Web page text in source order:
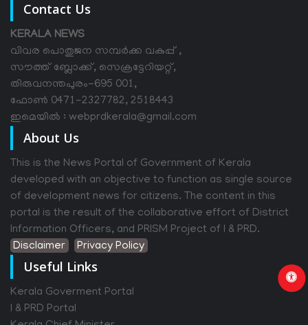
Contact Us
KERALA NEWS
വിവര പൊതുജന സമ്പര്‍ക്ക വകുപ്പ് ,
സൗത്ത് ബ്ലോക്ക്, സെക്രട്ടേറിയറ്റ്,
തിരുവനന്തപുരം-695 001,
ഫോൺ 0471-2327782, 2518443
ഇമെയിൽ : webprdkerala@gmail.com
About Us
This is the News Portal of Government of Kerala
developed with an objective to function as single source
of development news for citizens. The content in this
portal is the result of the collaborative effort of District
Information Officers, and PRISM Project of I & PRD.
Disclaimer
Privacy Policy
Useful Links
Kerala Goverment Portal
I & PRD Portal